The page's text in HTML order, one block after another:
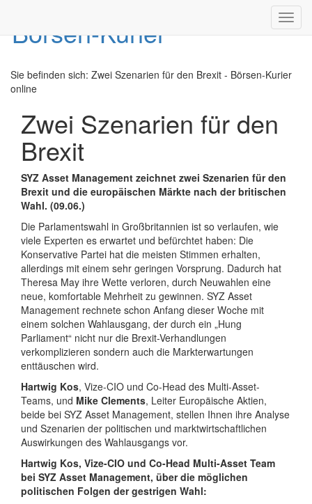
Sie befinden sich: Zwei Szenarien für den Brexit - Börsen-Kurier
online
Zwei Szenarien für den
Brexit
SYZ Asset Management zeichnet zwei Szenarien für den
Brexit und die europäischen Märkte nach der britischen
Wahl. (09.06.)
Die Parlamentswahl in Großbritannien ist so verlaufen, wie
viele Experten es erwartet und befürchtet haben: Die
Konservative Partei hat die meisten Stimmen erhalten,
allerdings mit einem sehr geringen Vorsprung. Dadurch hat
Theresa May ihre Wette verloren, durch Neuwahlen eine
neue, komfortable Mehrheit zu gewinnen. SYZ Asset
Management rechnete schon Anfang dieser Woche mit
einem solchen Wahlausgang, der durch ein „Hung
Parliament“ nicht nur die Brexit-Verhandlungen
verkomplizieren sondern auch die Markterwartungen
enttäuschen wird.
Hartwig Kos, Vize-CIO und Co-Head des Multi-Asset-
Teams, und Mike Clements, Leiter Europäische Aktien,
beide bei SYZ Asset Management, stellen Ihnen ihre Analyse
und Szenarien der politischen und marktwirtschaftlichen
Auswirkungen des Wahlausgangs vor.
Hartwig Kos, Vize-CIO und Co-Head Multi-Asset Team
bei SYZ Asset Management, über die möglichen
politischen Folgen der gestrigen Wahl: